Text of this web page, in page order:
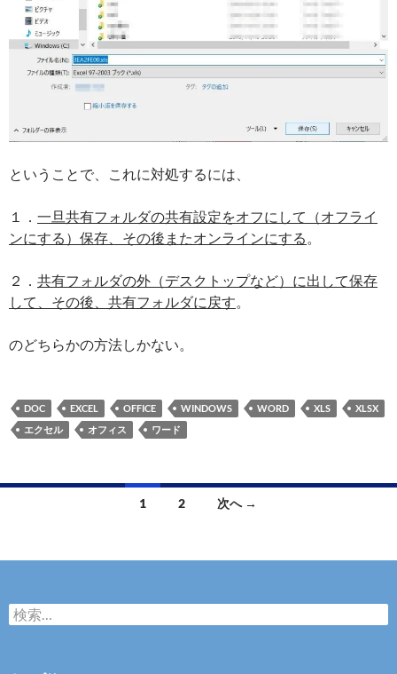
ということで、これに対処するには、
１． 一旦共有フォルダの共有設定をオフにして（オフライ
ンにする）保存、その後またオンラインにする 。
２． 共有フォルダの外（デスクトップなど）に出して保存
して、その後、共有フォルダに戻す。
のどちらかの方法しかない。
DOC EXCEL OFFICE WINDOWS WORD XLS
XLSX
エクセル
オフィス ワード
ナ
ゲ
1 2 次へ →
検
索